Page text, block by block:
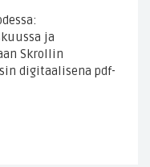
ja
Skrollin
digitaalisena pdf-